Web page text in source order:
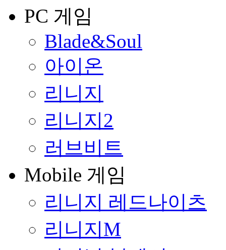
PC 게임
Blade&Soul
아이온
리니지
리니지2
러브비트
Mobile 게임
리니지 레드나이츠
리니지M